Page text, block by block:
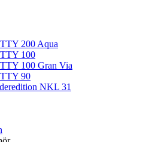
200 Aqua
100
100 Gran Via
90
NKL 31